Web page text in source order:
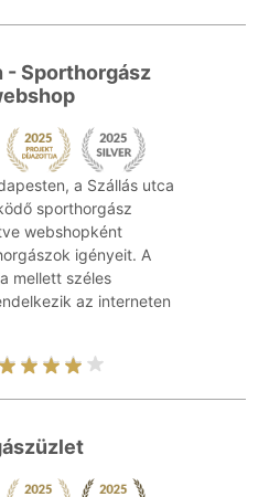
- Sporthorgász
a Szállás utca
sporthorgász
webshopként
igényeit. A
mellett széles
az interneten